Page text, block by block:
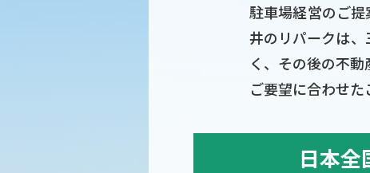
駐車場経営のご
井のリパークは
く、その後の不
ご要望に合わせた
日本全